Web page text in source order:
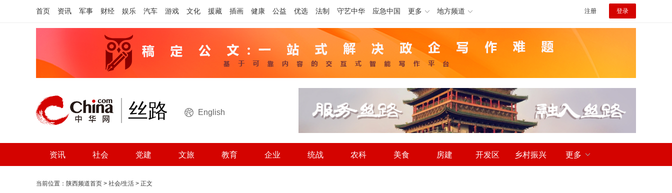
首页 资讯 军事 财经 娱乐 汽车 游戏 文化 援藏 插画 健康 公益 优选 法制 守艺中华 应急中国 更多 地方频道 注册 登录
丝路 English
资讯 社会 党建 文旅 教育 企业 统战 农科 美食 房建 开发区 乡村振兴 更多
当前位置： 陕西频道首页 > 社会/生活 > 正文